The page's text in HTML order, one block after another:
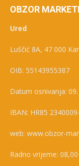
OBZOR
Ured
Luščić 8A, 47 000
OIB: 55143955387
Datum osnivanja:
IBAN: HR85
web: www.obzor-
Radno vrijeme: